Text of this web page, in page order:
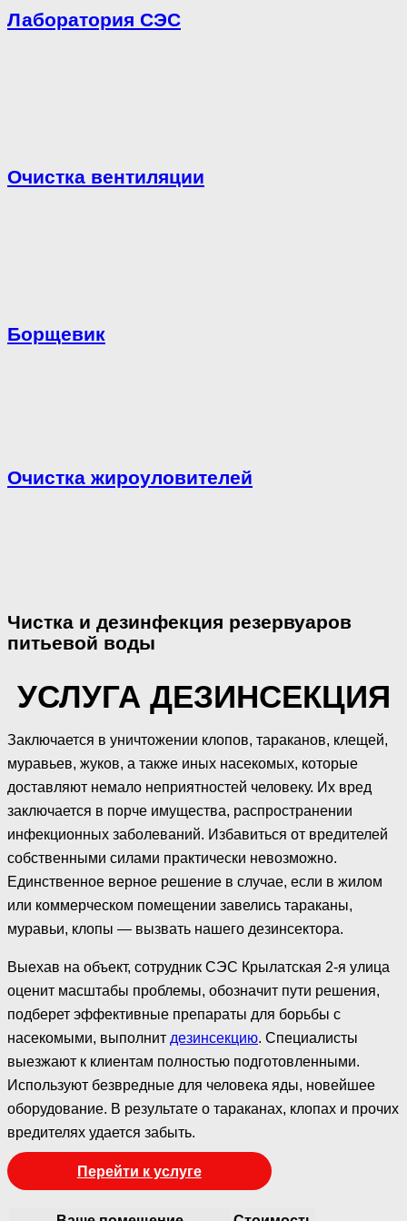
Лаборатория СЭС
Очистка вентиляции
Борщевик
Очистка жироуловителей
Чистка и дезинфекция резервуаров
питьевой воды
УСЛУГА ДЕЗИНСЕКЦИЯ
Заключается в уничтожении клопов, тараканов, клещей,
муравьев, жуков, а также иных насекомых, которые
доставляют немало неприятностей человеку. Их вред
заключается в порче имущества, распространении
инфекционных заболеваний. Избавиться от вредителей
собственными силами практически невозможно.
Единственное верное решение в случае, если в жилом
или коммерческом помещении завелись тараканы,
муравьи, клопы — вызвать нашего дезинсектора.
Выехав на объект, сотрудник СЭС Крылатская 2-я улица
оценит масштабы проблемы, обозначит пути решения,
подберет эффективные препараты для борьбы с
насекомыми, выполнит дезинсекцию. Специалисты
выезжают к клиентам полностью подготовленными.
Используют безвредные для человека яды, новейшее
оборудование. В результате о тараканах, клопах и прочих
вредителях удается забыть.
Перейти к услуге